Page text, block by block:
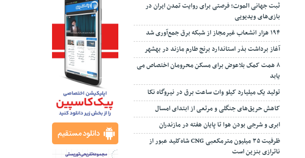
ثبت جهانی الموت؛ فرصتی برای روایت تمدن ایران در
بازی‌های ویدیویی
۱۹۴ هزار انشعاب غیرمجاز از شبکه برق جمع‌آوری شد
آغاز برداشت بذر استاندارد برنج طارم مازند در بهشهر
۸ همت کمک بلاعوض برای مسکن محرومان اختصاص می
یابد
تولید یک میلیارد کیلو وات ساعت برق در نیروگاه نکا
کاهش حریق‌های جنگلی و مرتعی از ابتدای امسال
ابری و شرجی بودن هوا تا پایان هفته در مازندران
ظرفیت ۳۵ میلیون مترمکعبی CNG شاه‌کلید عبور از
ناترازی بنزین است